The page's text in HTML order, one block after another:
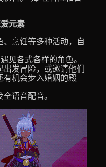
元素
烹饪等多种活动，自
见各式各样的角色。
发冒险，或邀请他们
有机会步入婚姻的殿
语音配音。